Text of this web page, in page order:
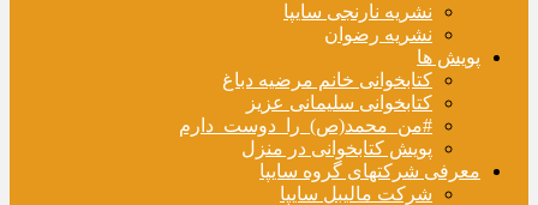
نشریه نارنجی سایپا
نشریه رضوان
پویش ها
کتابخوانی خانم مرضیه دباغ
کتابخوانی سلیمانی عزیز
#من_محمد(ص)_را_دوست_دارم
پویش کتابخوانی در منزل
معرفی شرکتهای گروه سایپا
شرکت مالیبل سایپا